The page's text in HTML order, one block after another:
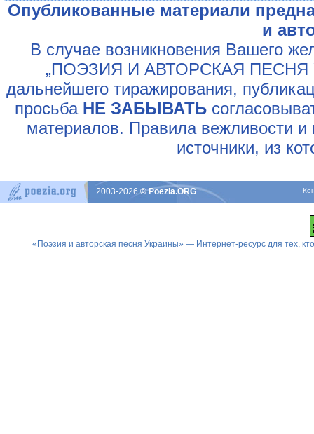
Опубликованные материали
и
В случае возникновения Вашего
„ПОЭЗИЯ И АВТОРСКАЯ ПЕСНЯ
дальнейшего тиражирования,
просьба НЕ ЗАБЫВАТЬ
материалов. Правила вежливости и
источники, из
2003-2026© Poezia.ORG
«Поэзия и авторская песня Украины» — Интернет-ресурс для тех,